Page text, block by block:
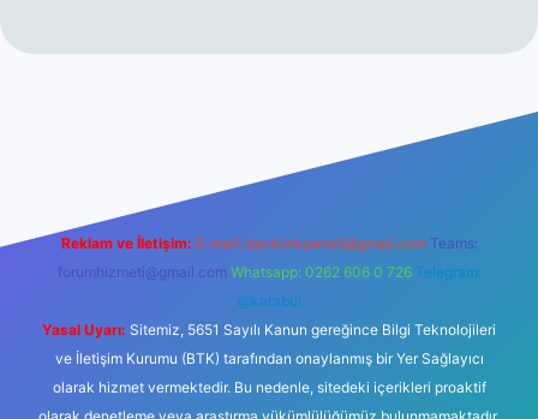
Reklam ve İletişim: E-mail: backlinkpaneli@gmail.com Teams:
forumhizmeti@gmail.com Whatsapp: 0262 606 0 726 Telegram:
@karabul
Yasal Uyarı: Sitemiz, 5651 Sayılı Kanun gereğince Bilgi Teknolojileri
ve İletişim Kurumu (BTK) tarafından onaylanmış bir Yer Sağlayıcı
olarak hizmet vermektedir. Bu nedenle, sitedeki içerikleri proaktif